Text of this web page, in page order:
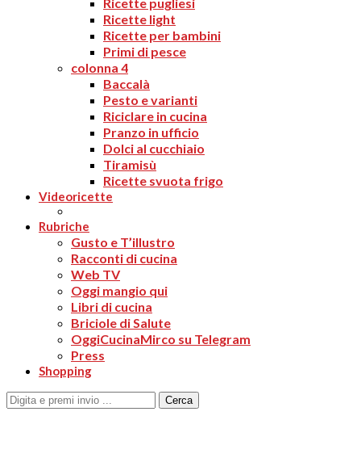
Ricette light
Ricette per bambini
Primi di pesce
colonna 4
Baccalà
Pesto e varianti
Riciclare in cucina
Pranzo in ufficio
Dolci al cucchiaio
Tiramisù
Ricette svuota frigo
Videoricette
Rubriche
Gusto e T’illustro
Racconti di cucina
Web TV
Oggi mangio qui
Libri di cucina
Briciole di Salute
OggiCucinaMirco su Telegram
Press
Shopping
Cerca